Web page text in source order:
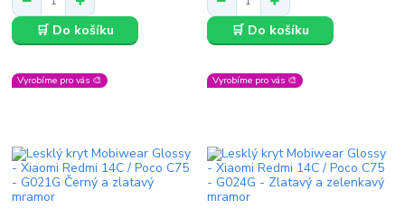
🛒 Do košíku 🛒 Do košíku
Vyrobíme pro vás 🎨 Vyrobíme pro vás 🎨